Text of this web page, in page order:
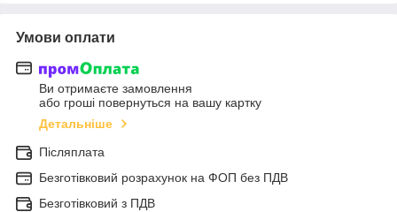
Умови оплати
Ви отримаєте замовлення
або гроші повернуться на вашу картку
Детальніше
Післяплата
Безготівковий розрахунок на ФОП без ПДВ
Безготівковий з ПДВ